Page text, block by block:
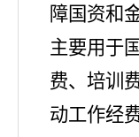
障国资和
主要用于
费、培训
动工作经